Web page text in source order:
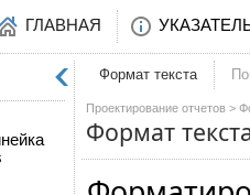
ГЛАВНАЯ
Формат текста